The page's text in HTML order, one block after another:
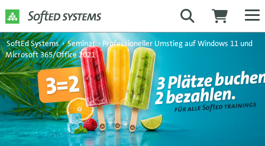
SoftEd Systems › Seminar › Professioneller Umstieg auf Windows 11 und
Microsoft 365/Office 2021